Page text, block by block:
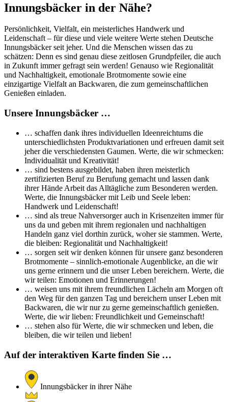
Innungsbäcker in der Nähe?
Persönlichkeit, Vielfalt, ein meisterliches Handwerk und
Leidenschaft – für diese und viele weitere Werte stehen Deutsche
Innungsbäcker seit jeher. Und die Menschen wissen das zu
schätzen: Denn es sind genau diese zeitlosen Grundpfeiler, die auch
in Zukunft immer gefragt sein werden! Genauso wie Regionalität
und Nachhaltigkeit, emotionale Brotmomente sowie eine
einzigartige Vielfalt an Backwaren, die zum gemeinschaftlichen
Genießen einladen.
Unsere Innungsbäcker …
… schaffen dank ihres individuellen Ideenreichtums die
unterschiedlichsten Produktvariationen und erfreuen damit seit
jeher die verschiedensten Gaumen. Werte, die wir schmecken:
Individualität und Kreativität!
… sind bestens ausgebildet, haben ihren meisterlich
zertifizierten Beruf zu Berufung gemacht und lassen dank
ihrer Hände Arbeit das Alltägliche zum Besonderen werden.
Werte, die Innungsbäcker mit Leib und Seele leben:
Handwerk und Leidenschaft!
… sind als treue Nahversorger auch in Krisenzeiten immer für
uns da und geben mit ihrem regionalen und nachhaltigen
Handeln ganz viel dorthin zurück, woher sie stammen. Werte,
die bleiben: Regionalität und Nachhaltigkeit!
… sorgen seit wir denken können für unsere ganz besonderen
Brotmomente – sinnlich-emotionale Augenblicke, an die wir
uns gerne erinnern und die unser Leben bereichern. Werte, die
wir teilen: Emotionen und Erinnerungen!
… weisen uns mit ihrem freundlichen Lächeln am Morgen oft
den Weg für den ganzen Tag und bereichern unser Leben mit
Backwaren, die wir nur zu gerne gemeinschaftlich genießen.
Werte, die wir lieben: Freundlichkeit und Gemeinschaft!
… stehen also für Werte, die wir schmecken und leben, die
bleiben, die wir teilen und lieben!
Auf der interaktiven Karte finden Sie …
Innungsbäcker in ihrer Nähe